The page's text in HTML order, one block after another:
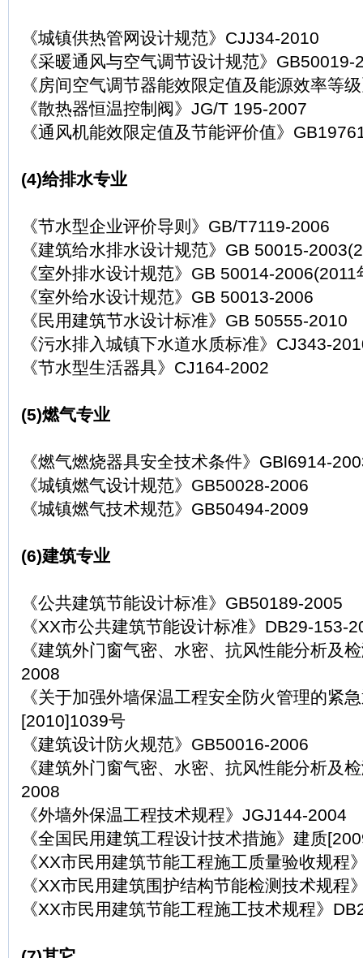
《城镇供热管网设计规范》CJJ34-2010
《采暖通风与空气调节设计规范》GB50019-
《房间空气调节器能效限定值及能源效率等
《散热器恒温控制阀》JG/T 195-2007
《通风机能效限定值及节能评价值》
(4)给排水专业
《节水型企业评价导则》GB/T7119-2006
《建筑给水排水设计规范》GB 50015-
《室外排水设计规范》GB 50014-2006(2011
《室外给水设计规范》GB 50013-2006
《民用建筑节水设计标准》GB 50555-2010
《污水排入城镇下水道水质标准》CJ343-
《节水型生活器具》CJ164-2002
(5)燃气专业
《燃气燃烧器具安全技术条件》GBl6914-
《城镇燃气设计规范》GB50028-2006
《城镇燃气技术规范》GB50494-2009
(6)建筑专业
《公共建筑节能设计标准》GB50189-2005
《XX市公共建筑节能设计标准》DB29-153-
《建筑外门窗气密、水密、抗风性能分析及
2008
《关于加强外墙保温工程安全防火管理的紧
[2010]1039号
《建筑设计防火规范》GB50016-2006
《建筑外门窗气密、水密、抗风性能分析及
2008
《外墙外保温工程技术规程》JGJ144-2004
《全国民用建筑工程设计技术措施》建质
《XX市民用建筑节能工程施工质量验收规程
《XX市民用建筑围护结构节能检测技术规程
《XX市民用建筑节能工程施工技术规程》